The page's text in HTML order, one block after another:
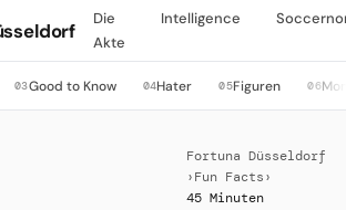
Die
Akte
Intelligence
03Good to Know 04Hater 05Figuren 06
Fortuna Düsseldorf
› Fun Facts ›
45 Minuten